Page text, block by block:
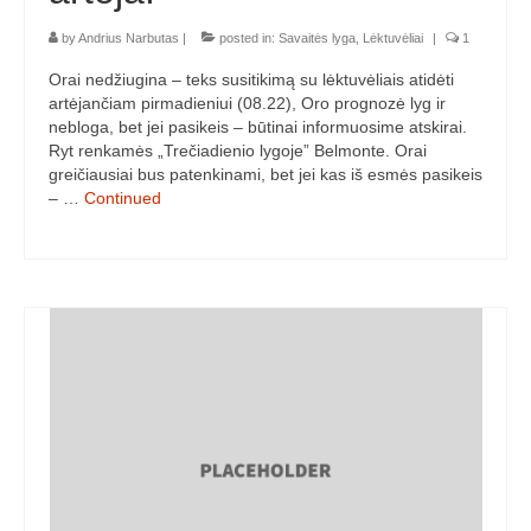
byAndrius Narbutas | posted in: Savaitės lyga Lėktuvėliai | 1
Orai nedžiugina – teks susitikimą su lėktuvėliais atidėti
artėjančiam pirmadieniui (08.22), Oro prognozė lyg ir
nebloga, bet jei pasikeis – būtinai informuosime atskirai.
Ryt renkamės „Trečiadienio lygoje” Belmonte. Orai
greičiausiai bus patenkinami, bet jei kas iš esmės pasikeis
– … Continued